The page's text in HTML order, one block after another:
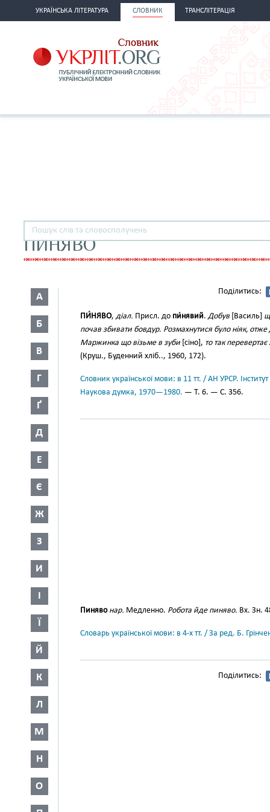
УКРАЇНСЬКА ЛІТЕРАТУРА СЛОВНИК ТРАНСЛІТЕРАЦІЯ
ПИНЯВО
А
Б
В
Г
Ґ
Д
Е
Є
Ж
З
И
І
Ї
Й
К
Л
М
Н
О
Поділитись:
ПИ́НЯВО, діал. Присл. до пи́нявий.Добув [Василь]
почав збивати бовдур. Розмахнутися було ніяк,
Маржинка що візьме в зуби [сіно], то так
(Круш., Буденний хліб.., 1960, 172).
Словник української мови: в 11 тт. / АН УРСР.
Наукова думка, 1970—1980. — Т. 6. — С. 356.
Пиняво нар. Медленно. Робота йде пиняво. Вх. Зн.
Словарь української мови: в 4-х тт. / За ред. Б.
Поділитись: